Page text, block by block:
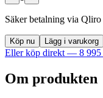
Säker betalning via Qliro
Köp nu Lägg i varukorg
Eller köp direkt — 8 995
Om produkten